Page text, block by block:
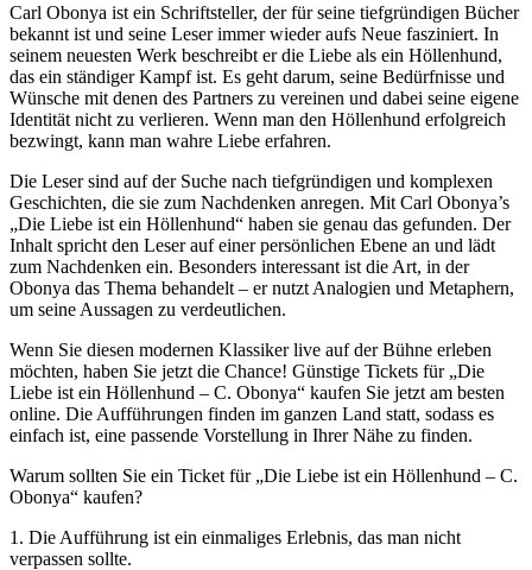
Carl Obonya ist ein Schriftsteller, der für seine tiefgründigen Bücher
bekannt ist und seine Leser immer wieder aufs Neue fasziniert. In
seinem neuesten Werk beschreibt er die Liebe als ein Höllenhund,
das ein ständiger Kampf ist. Es geht darum, seine Bedürfnisse und
Wünsche mit denen des Partners zu vereinen und dabei seine eigene
Identität nicht zu verlieren. Wenn man den Höllenhund erfolgreich
bezwingt, kann man wahre Liebe erfahren.
Die Leser sind auf der Suche nach tiefgründigen und komplexen
Geschichten, die sie zum Nachdenken anregen. Mit Carl Obonya’s
„Die Liebe ist ein Höllenhund“ haben sie genau das gefunden. Der
Inhalt spricht den Leser auf einer persönlichen Ebene an und lädt
zum Nachdenken ein. Besonders interessant ist die Art, in der
Obonya das Thema behandelt – er nutzt Analogien und Metaphern,
um seine Aussagen zu verdeutlichen.
Wenn Sie diesen modernen Klassiker live auf der Bühne erleben
möchten, haben Sie jetzt die Chance! Günstige Tickets für „Die
Liebe ist ein Höllenhund – C. Obonya“ kaufen Sie jetzt am besten
online. Die Aufführungen finden im ganzen Land statt, sodass es
einfach ist, eine passende Vorstellung in Ihrer Nähe zu finden.
Warum sollten Sie ein Ticket für „Die Liebe ist ein Höllenhund – C.
Obonya“ kaufen?
1. Die Aufführung ist ein einmaliges Erlebnis, das man nicht
verpassen sollte.